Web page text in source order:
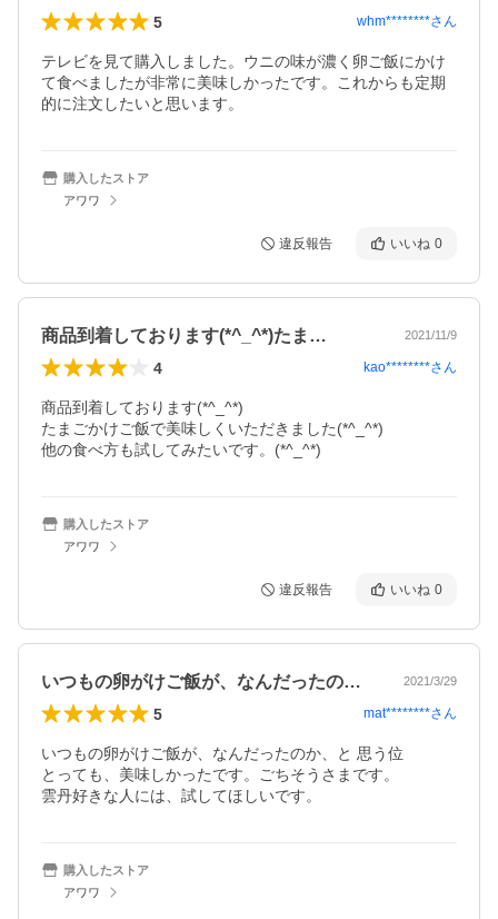
5 whm********さん
テレビを見て購入しました。ウニの味が濃く卵ご飯にかけ
て食べましたが非常に美味しかったです。これからも定期
的に注文したいと思います。
購入したストア
アワワ
違反報告 いいね 0
商品到着しております(*^_^*)たま… 2021/11/9
4 kao********さん
商品到着しております(*^_^*)
たまごかけご飯で美味しくいただきました(*^_^*)
他の食べ方も試してみたいです。(*^_^*)
購入したストア
アワワ
違反報告 いいね 0
いつもの卵がけご飯が、なんだったのか、… 2021/3/29
5 mat********さん
いつもの卵がけご飯が、なんだったのか、と 思う位
とっても、美味しかったです。ごちそうさまです。
雲丹好きな人には、試してほしいです。
購入したストア
アワワ